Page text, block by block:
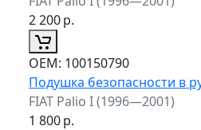
2 200р.
ОЕМ: 100150790
Подушка безопасности в
FIAT Palio I (1996—2001)
1 800р.